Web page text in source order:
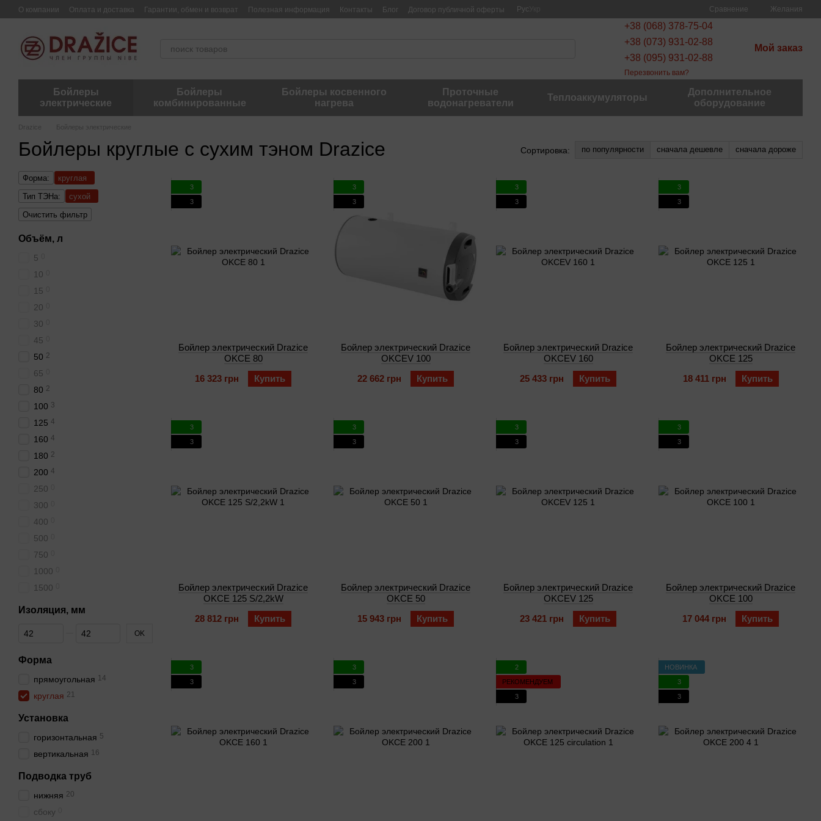
Перейти к основному контенту
О компании Оплата и доставка Гарантии, обмен и возврат Полезная информация Контакты Блог Договор публичной оферты Рус Сравнение Желания
+38 (068) 378-75-04
+38 (073) 931-02-88
+38 (095) 931-02-88
Перезвонить вам?
Мой заказ
Бойлеры
электрические
Бойлеры
комбинированные
Бойлеры косвенного
нагрева
Проточные
водонагреватели
Теплоаккумуляторы
Дополнительное
оборудование
Drazice Бойлеры электрические
Бойлеры круглые с сухим тэном Drazice Сортировка: по популярности сначала дешевле сначала дороже
3
3
Бойлер электрический Drazice
OKCE 80
16 323 грн
Купить
3
3
Бойлер электрический Drazice
OKCEV 100
22 662 грн
Купить
3
3
Бойлер электрический Drazice
OKCEV 160
25 433 грн
Купить
3
3
Бойлер электрический Drazice
OKCE 125
18 411 грн
Купить
3
3
Бойлер электрический Drazice
OKCE 125 S/2,2kW
28 812 грн
Купить
3
3
Бойлер электрический Drazice
OKCE 50
15 943 грн
Купить
3
3
Бойлер электрический Drazice
OKCEV 125
23 421 грн
Купить
3
3
Бойлер электрический Drazice
OKCE 100
17 044 грн
Купить
3
3
3
3
2
РЕКОМЕНДУЕМ
3
НОВИНКА
3
3
Форма:
круглая
Тип ТЭНа:
сухой
Очистить фильтр
Объём, л
5
10
15
20
30
45
50 2
65
80 2
100 3
125 4
160 4
180 2
200 4
250
300
400
500
750
1000
1500
Изоляция, мм
От Изоляция, мм
До Изоляция, мм OK
Форма
прямоугольная 14
круглая 21
Установка
горизонтальная 5
вертикальная 16
Подводка труб
нижняя 20
сбоку